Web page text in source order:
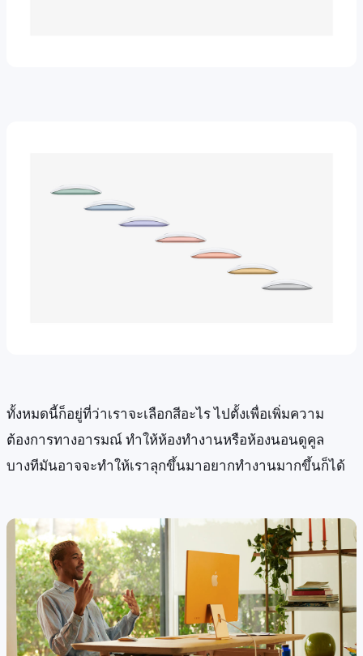
ทั้งหมดนี้ก็อยู่ที่ว่าเราจะเลือกสีอะไร ไปตั้งเพื่อเพิ่มความ
ต้องการทางอารมณ์ ทำให้ห้องทำงานหรือห้องนอนดูคูล
บางทีมันอาจจะทำให้เราลุกขึ้นมาอยากทำงานมากขึ้นก็ได้